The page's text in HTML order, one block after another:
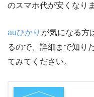
のスマホ代が安くなりま
auひかり が気になる方
るので、詳細まで知り
てみてください。